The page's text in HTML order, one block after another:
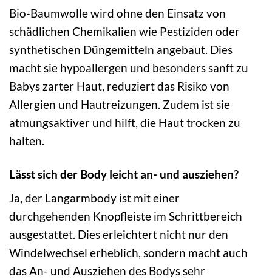
Bio-Baumwolle wird ohne den Einsatz von
schädlichen Chemikalien wie Pestiziden oder
synthetischen Düngemitteln angebaut. Dies
macht sie hypoallergen und besonders sanft zu
Babys zarter Haut, reduziert das Risiko von
Allergien und Hautreizungen. Zudem ist sie
atmungsaktiver und hilft, die Haut trocken zu
halten.
Lässt sich der Body leicht an- und ausziehen?
Ja, der Langarmbody ist mit einer
durchgehenden Knopfleiste im Schrittbereich
ausgestattet. Dies erleichtert nicht nur den
Windelwechsel erheblich, sondern macht auch
das An- und Ausziehen des Bodys sehr